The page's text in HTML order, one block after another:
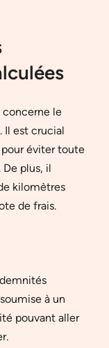
concerne le
Il est crucial
pour éviter toute
plus, il
kilomètres
de frais.
à un
pouvant aller